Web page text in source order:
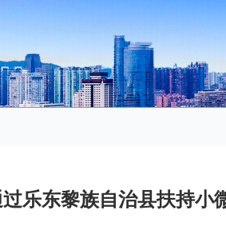
乐东黎族自治县扶持小